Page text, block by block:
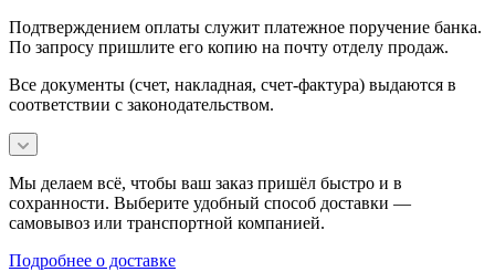
Подтверждением оплаты служит платежное поручение банка.
По запросу пришлите его копию на почту отделу продаж.
Все документы (счет, накладная, счет‑фактура) выдаются в
соответствии с законодательством.
Мы делаем всё, чтобы ваш заказ пришёл быстро и в
сохранности. Выберите удобный способ доставки —
самовывоз или транспортной компанией.
Подробнее о доставке